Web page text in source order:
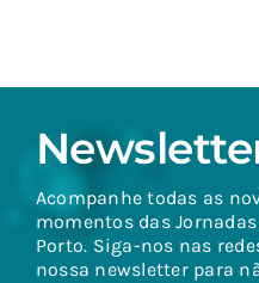
Acompanhe todas as
momentos das
Porto. Siga-nos nas
nossa newsletter para